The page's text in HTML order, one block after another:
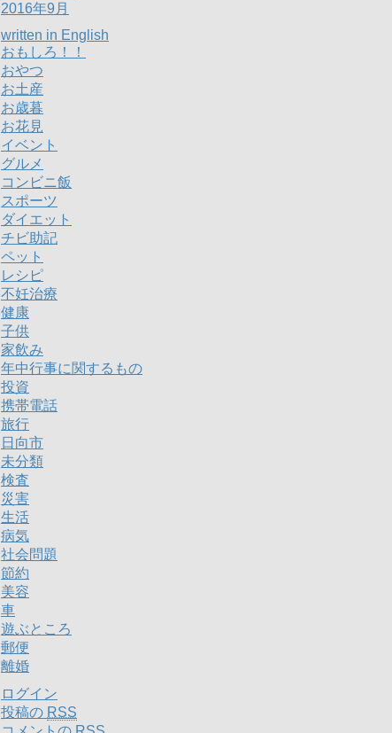
2016年9月
written in English
おもしろ！！
おやつ
お土産
お歳暮
お花見
イベント
グルメ
コンビニ飯
スポーツ
ダイエット
チビ助記
ペット
レシピ
不妊治療
健康
子供
家飲み
年中行事に関するもの
投資
携帯電話
旅行
日向市
未分類
検査
災害
生活
病気
社会問題
節約
美容
車
遊ぶところ
郵便
離婚
ログイン
投稿の RSS